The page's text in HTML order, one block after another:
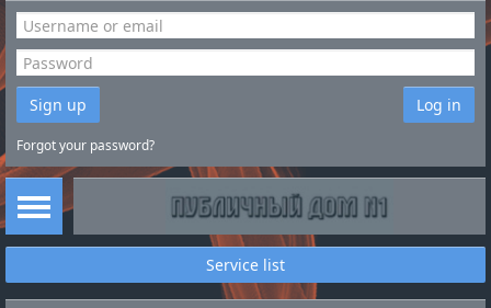
Sign up Log in
Forgot your password?
Service list